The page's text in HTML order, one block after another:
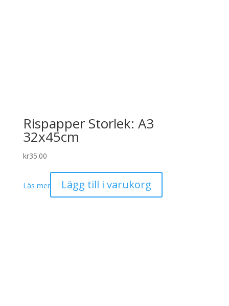
Rispapper Storlek: A3
32x45cm
kr35.00
Läs mer Lägg till i varukorg